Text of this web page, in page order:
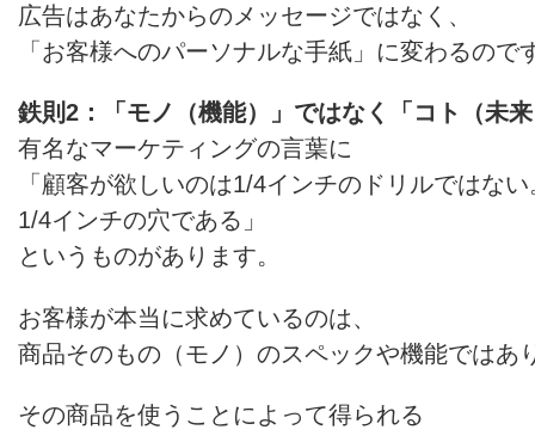
広告はあなたからのメッセージではなく、
「お客様へのパーソナルな手紙」に変わるので
鉄則2：「モノ（機能）」ではなく「コト（未
有名なマーケティングの言葉に
「顧客が欲しいのは1/4インチのドリルではない
1/4インチの穴である」
というものがあります。
お客様が本当に求めているのは、
商品そのもの（モノ）のスペックや機能ではあ
その商品を使うことによって得られる